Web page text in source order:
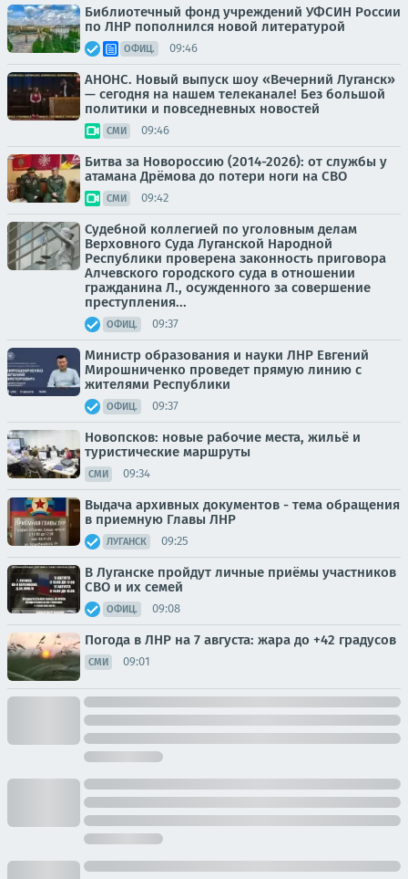
Библиотечный фонд учреждений УФСИН России
по ЛНР пополнился новой литературой
ОФИЦ. 09:46
АНОНС. Новый выпуск шоу «Вечерний Луганск»
— сегодня на нашем телеканале! Без большой
политики и повседневных новостей
СМИ 09:46
Битва за Новороссию (2014-2026): от службы у
атамана Дрёмова до потери ноги на СВО
СМИ 09:42
Судебной коллегией по уголовным делам
Верховного Суда Луганской Народной
Республики проверена законность приговора
Алчевского городского суда в отношении
гражданина Л., осужденного за совершение
преступления...
ОФИЦ. 09:37
Министр образования и науки ЛНР Евгений
Мирошниченко проведет прямую линию с
жителями Республики
ОФИЦ. 09:37
Новопсков: новые рабочие места, жильё и
туристические маршруты
СМИ 09:34
Выдача архивных документов - тема обращения
в приемную Главы ЛНР
ЛУГАНСК 09:25
В Луганске пройдут личные приёмы участников
СВО и их семей
ОФИЦ. 09:08
Погода в ЛНР на 7 августа: жара до +42 градусов
СМИ 09:01